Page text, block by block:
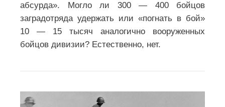
абсурда». Могло ли 300 — 400 бойцов
заградотряда удержать или «погнать в бой»
10 — 15 тысяч аналогично вооруженных
бойцов дивизии? Естественно, нет.